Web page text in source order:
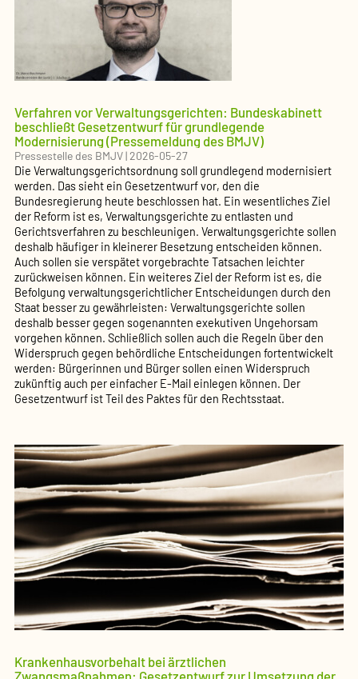
Verfahren vor Verwaltungsgerichten: Bundeskabinett
beschließt Gesetzentwurf für grundlegende
Modernisierung (Pressemeldung des BMJV)
Pressestelle des BMJV|2026-05-27
Die Verwaltungsgerichtsordnung soll grundlegend modernisiert
werden. Das sieht ein Gesetzentwurf vor, den die
Bundesregierung heute beschlossen hat. Ein wesentliches Ziel
der Reform ist es, Verwaltungsgerichte zu entlasten und
Gerichtsverfahren zu beschleunigen. Verwaltungsgerichte sollen
deshalb häufiger in kleinerer Besetzung entscheiden können.
Auch sollen sie verspätet vorgebrachte Tatsachen leichter
zurückweisen können. Ein weiteres Ziel der Reform ist es, die
Befolgung verwaltungsgerichtlicher Entscheidungen durch den
Staat besser zu gewährleisten: Verwaltungsgerichte sollen
deshalb besser gegen sogenannten exekutiven Ungehorsam
vorgehen können. Schließlich sollen auch die Regeln über den
Widerspruch gegen behördliche Entscheidungen fortentwickelt
werden: Bürgerinnen und Bürger sollen einen Widerspruch
zukünftig auch per einfacher E-Mail einlegen können. Der
Gesetzentwurf ist Teil des Paktes für den Rechtsstaat.
Krankenhausvorbehalt bei ärztlichen
Zwangsmaßnahmen: Gesetzentwurf zur Umsetzung der